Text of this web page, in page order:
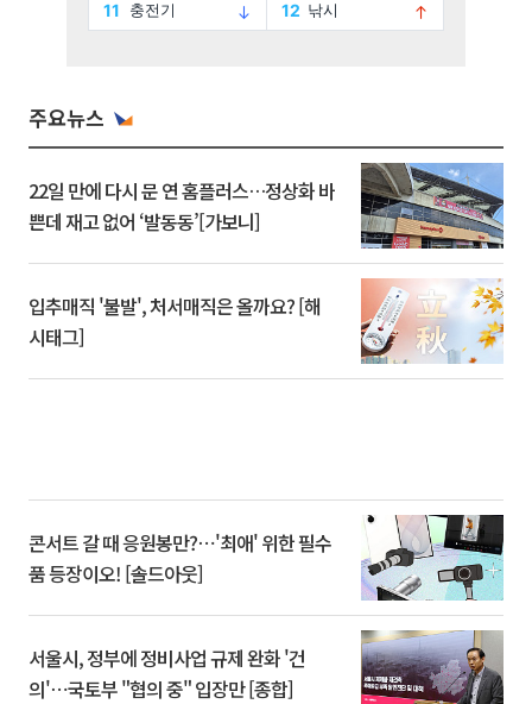
주요뉴스
22일 만에 다시 문 연 홈플러스…정상화 바
쁜데 재고 없어 ‘발동동’[가보니]
입추매직 '불발', 처서매직은 올까요? [해
시태그]
콘서트 갈 때 응원봉만?⋯'최애' 위한 필수
품 등장이오! [솔드아웃]
서울시, 정부에 정비사업 규제 완화 '건
의'⋯국토부 "협의 중" 입장만 [종합]